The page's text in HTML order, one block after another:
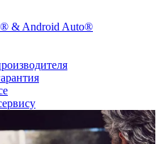
& Android Auto®